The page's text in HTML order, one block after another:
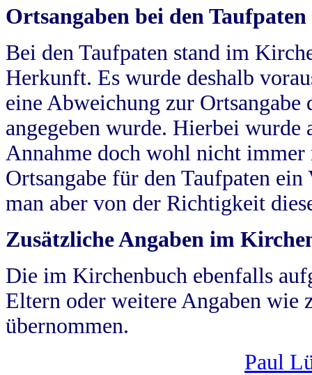
Ortsangaben bei den Taufpaten
Bei den Taufpaten stand im
Herkunft. Es wurde deshalb
eine Abweichung zur
angegeben wurde. Hierbei wurde
Annahme doch wohl nicht
Ortsangabe für den Taufpaten
man aber von der Richtigkeit
Zusätzliche Angaben im
Die im Kirchenbuch ebenfalls
Eltern oder weitere Angaben wie
übernommen.
Paul